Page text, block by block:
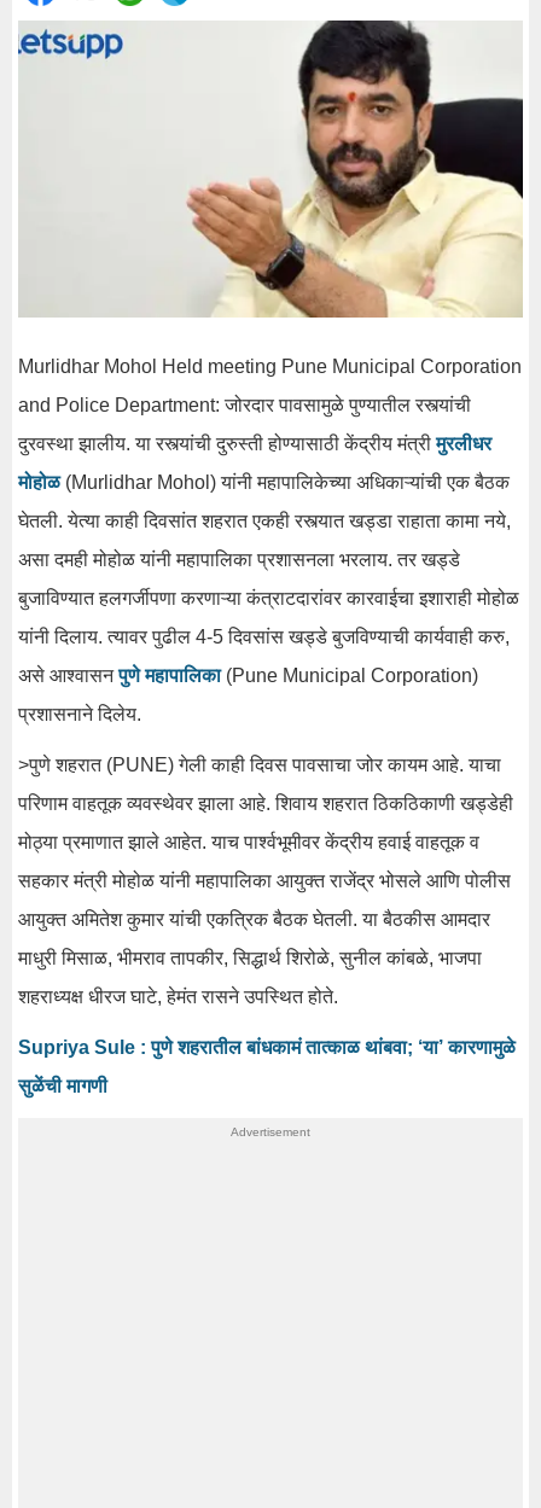
Murlidhar Mohol Held meeting Pune Municipal Corporation
and Police Department: जोरदार पावसामुळे पुण्यातील रस्त्यांची
दुरवस्था झालीय. या रस्त्यांची दुरुस्ती होण्यासाठी केंद्रीय मंत्री मुरलीधर
मोहोळ (Murlidhar Mohol) यांनी महापालिकेच्या अधिकाऱ्यांची एक बैठक
घेतली. येत्या काही दिवसांत शहरात एकही रस्त्यात खड्डा राहाता कामा नये,
असा दमही मोहोळ यांनी महापालिका प्रशासनला भरलाय. तर खड्डे
बुजाविण्यात हलगर्जीपणा करणाऱ्या कंत्राटदारांवर कारवाईचा इशाराही मोहोळ
यांनी दिलाय. त्यावर पुढील 4-5 दिवसांस खड्डे बुजविण्याची कार्यवाही करु,
असे आश्वासनपुणे महापालिका(Pune Municipal Corporation)
प्रशासनाने दिलेय.
>पुणे शहरात (PUNE) गेली काही दिवस पावसाचा जोर कायम आहे. याचा
परिणाम वाहतूक व्यवस्थेवर झाला आहे. शिवाय शहरात ठिकठिकाणी खड्डेही
मोठ्या प्रमाणात झाले आहेत. याच पार्श्वभूमीवर केंद्रीय हवाई वाहतूक व
सहकार मंत्री मोहोळ यांनी महापालिका आयुक्त राजेंद्र भोसले आणि पोलीस
आयुक्त अमितेश कुमार यांची एकत्रिक बैठक घेतली. या बैठकीस आमदार
माधुरी मिसाळ, भीमराव तापकीर, सिद्धार्थ शिरोळे, सुनील कांबळे, भाजपा
शहराध्यक्ष धीरज घाटे, हेमंत रासने उपस्थित होते.
Supriya Sule : पुणे शहरातील बांधकामं तात्काळ थांबवा; ‘या’ कारणामुळे
सुळेंची मागणी